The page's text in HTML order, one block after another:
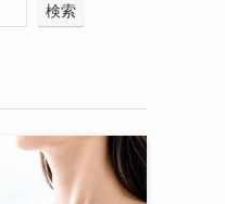
検索